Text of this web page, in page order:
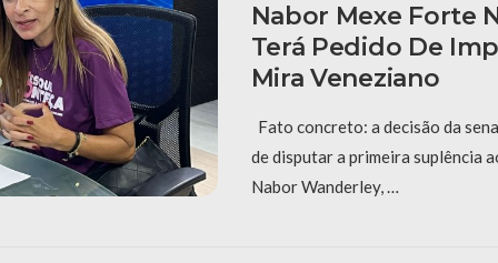
Nabor Mexe Forte
Terá Pedido De
Mira Veneziano
Fato concreto: a decisão da
de disputar a primeira suplência
Nabor Wanderley, …